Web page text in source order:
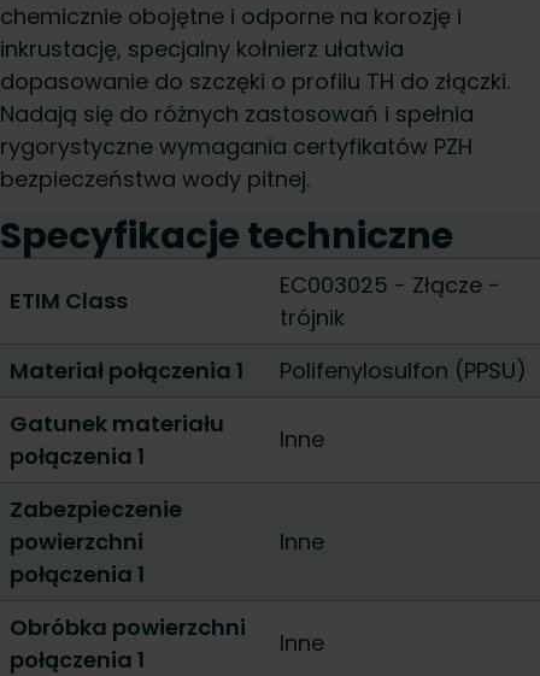
chemicznie obojętne i odporne na korozję i
inkrustację, specjalny kołnierz ułatwia
dopasowanie do szczęki o profilu TH do złączki.
Nadają się do różnych zastosowań i spełnia
rygorystyczne wymagania certyfikatów PZH
bezpieczeństwa wody pitnej.
Specyfikacje techniczne
ETIM Class
EC003025 - Złącze -
trójnik
Materiał połączenia 1
Polifenylosulfon (PPSU)
Gatunek materiału
połączenia 1
Inne
Zabezpieczenie
powierzchni
połączenia 1
Inne
Obróbka powierzchni
połączenia 1
Inne